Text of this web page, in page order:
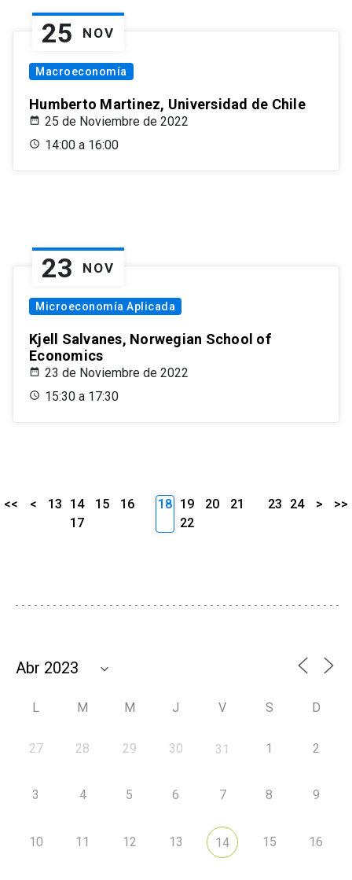
25 NOV
Macroeconomía
Humberto Martinez, Universidad de Chile
25 de Noviembre de 2022
14:00 a 16:00
23 NOV
Microeconomía Aplicada
Kjell Salvanes, Norwegian School of
Economics
23 de Noviembre de 2022
15:30 a 17:30
<< < 13 14 15
16
17
18 19 20
21
22
23 24 > >>
L M M J V S D
27 28 29 30 31 1 2
3 4 5 6 7 8 9
10 11 12 13 14 15 16